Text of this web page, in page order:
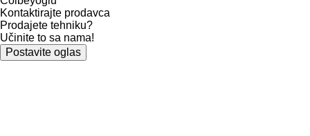
Kontaktirajte prodavca
Prodajete tehniku?
Učinite to sa nama!
Postavite oglas